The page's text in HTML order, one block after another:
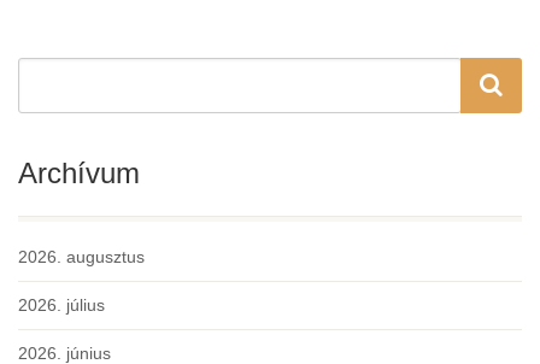
Archívum
2026. augusztus
2026. július
2026. június